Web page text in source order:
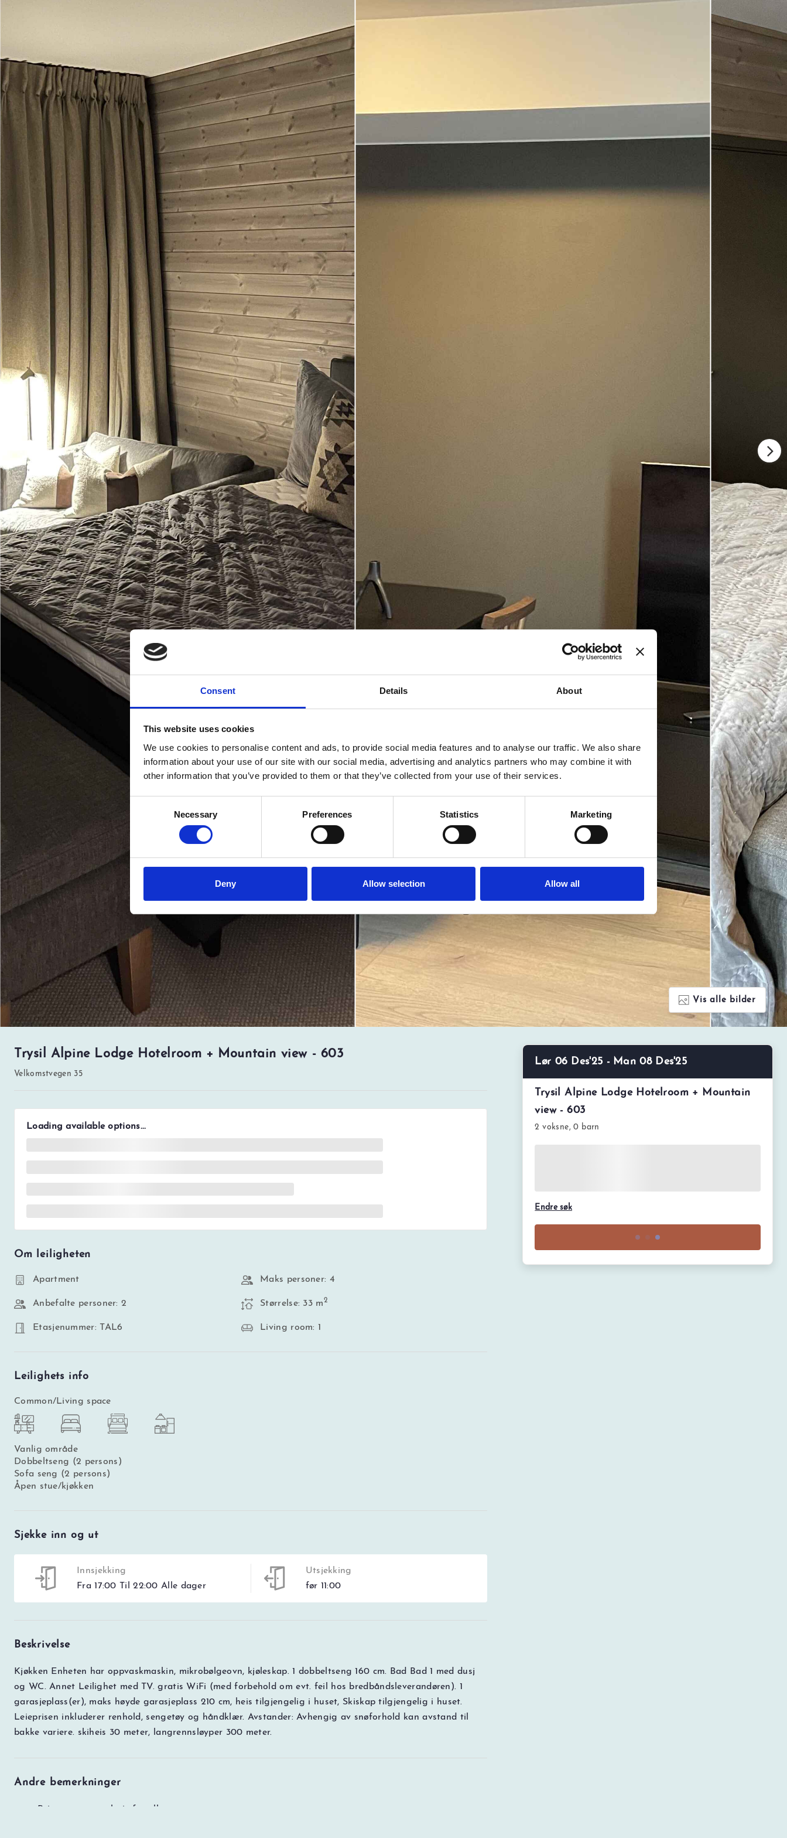
Consent Details About
This website uses cookies
We use cookies to personalise content and ads, to provide social media features and to analyse our traffic. We also share
information about your use of our site with our social media, advertising and analytics partners who may combine it with
other information that you’ve provided to them or that they’ve collected from your use of their services.
Necessary Preferences Statistics Marketing
Deny Allow selection Allow all
Vis alle bilder
Trysil Alpine Lodge Hotelroom + Mountain view - 603
Velkomstvegen 35
Loading available options...
Om leiligheten
Apartment Maks personer: 4
Anbefalte personer: 2 Størrelse: 33 m2
Etasjenummer: TAL6 Living room: 1
Leilighets info
Common/Living space
Vanlig område
Dobbeltseng (2 persons)
Sofa seng (2 persons)
Åpen stue/kjøkken
Sjekke inn og ut
Innsjekking
Fra 17:00 Til 22:00 Alle dager
Utsjekking
før 11:00
Beskrivelse
Kjøkken Enheten har oppvaskmaskin, mikrobølgeovn, kjøleskap. 1 dobbeltseng 160 cm. Bad Bad 1 med dusj
og WC. Annet Leilighet med TV. gratis WiFi (med forbehold om evt. feil hos bredbåndsleverandøren). 1
garasjeplass(er), maks høyde garasjeplass 210 cm, heis tilgjengelig i huset, Skiskap tilgjengelig i huset.
Leieprisen inkluderer renhold, sengetøy og håndklær. Avstander: Avhengig av snøforhold kan avstand til
bakke variere. skiheis 30 meter, langrennsløyper 300 meter.
Andre bemerkninger
Prisen er en totalpris for alle.
Lør 06 Des'25 - Man 08 Des'25
Trysil Alpine Lodge Hotelroom + Mountain
view - 603
2 voksne, 0 barn
Endre søk